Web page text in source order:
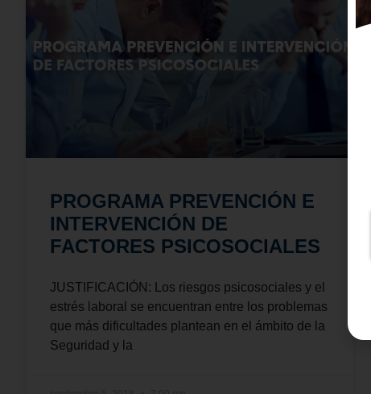
PROGRAMA PREVENCIÓN E
INTERVENCIÓN DE
FACTORES PSICOSOCIALES
JUSTIFICACIÓN: Los riesgos psicosociales y el
estrés laboral se encuentran entre los problemas
que más dificultades plantean en el ámbito de la
Seguridad y la